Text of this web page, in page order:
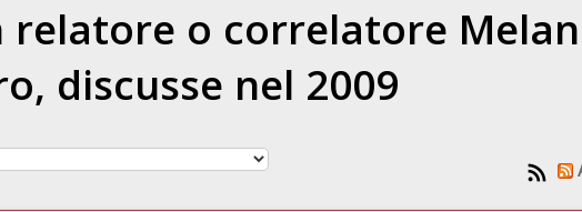
relatore o correlatore
, discusse nel 2009